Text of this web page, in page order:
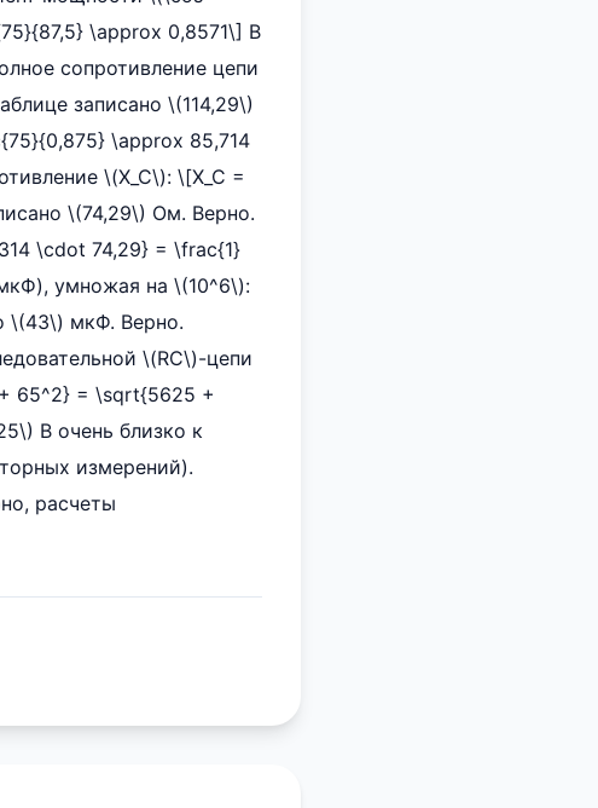
\approx 0,8571\] В
сопротивление цепи
записано \(114,29\)
\approx 85,714
\(X_C\): \[X_C =
\(74,29\) Ом. Верно.
\cdot 74,29} = \frac{1}
умножая на \(10^6\):
\(43\) мкФ. Верно.
\(RC\)-цепи
65^2} = \sqrt{5625 +
В очень близко к
измерений).
расчеты